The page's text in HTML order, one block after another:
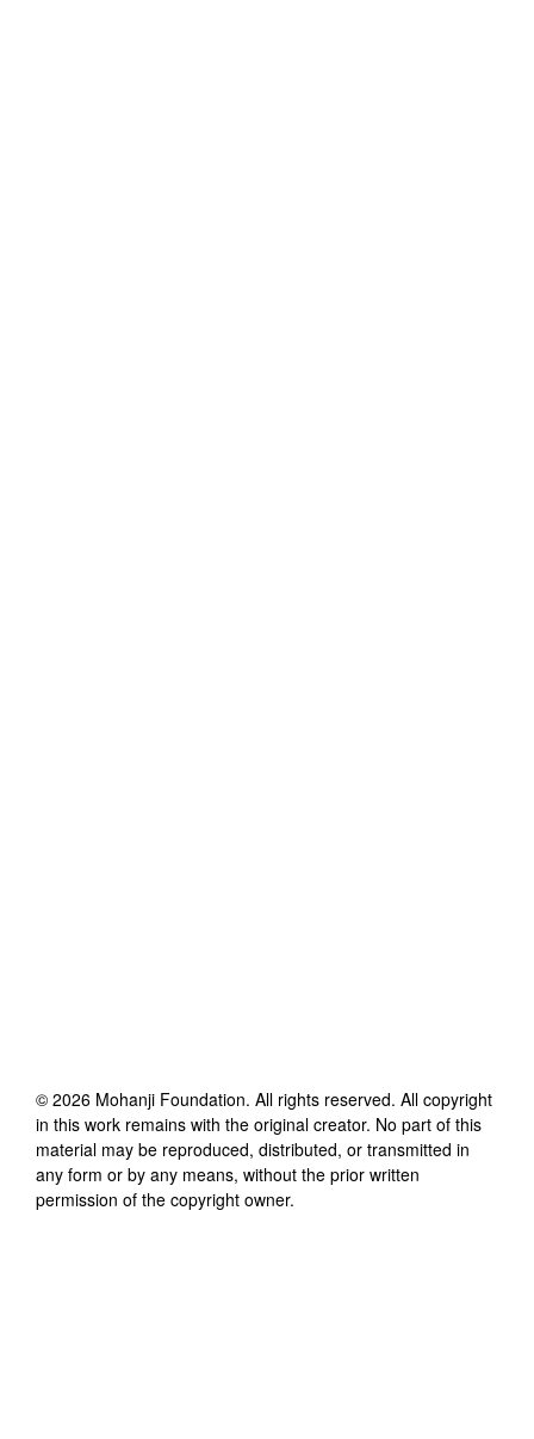
© 2026 Mohanji Foundation. All rights reserved. All copyright
in this work remains with the original creator. No part of this
material may be reproduced, distributed, or transmitted in
any form or by any means, without the prior written
permission of the copyright owner.